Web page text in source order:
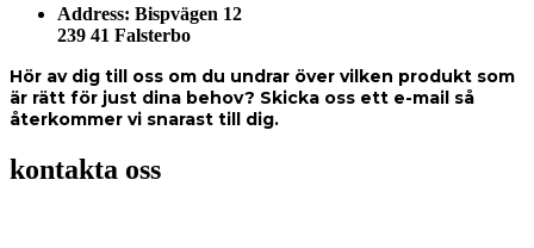
Address: Bispvägen 12
239 41 Falsterbo
Hör av dig till oss om du undrar över vilken produkt som
är rätt för just dina behov? Skicka oss ett e-mail så
återkommer vi snarast till dig.
kontakta oss